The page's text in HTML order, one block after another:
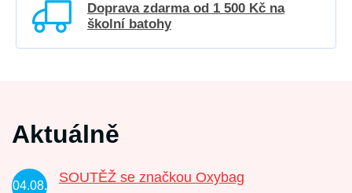
Doprava zdarma od 1 500 Kč na
školní batohy
Aktuálně
04.08.
SOUTĚŽ se značkou Oxybag